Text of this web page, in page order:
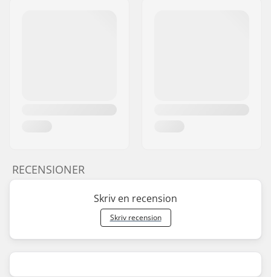
RECENSIONER
Skriv en recension
Skriv recension